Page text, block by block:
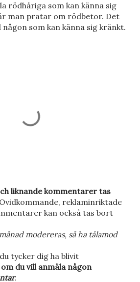
rödhåriga som kan känna sig
man pratar om rödbetor. Det
som kan känna sig kränkt.
liknande kommentarer tas
Ovidkommande, reklaminriktade
kan också tas bort
modereras, så ha tålamod
tycker dig ha blivit
du vill anmäla någon
.